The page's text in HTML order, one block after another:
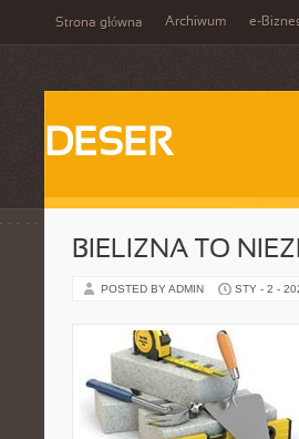
Strona główna Archiwum e-
DESER
BIELIZNA TO
POSTED BY ADMIN STY - 2 -